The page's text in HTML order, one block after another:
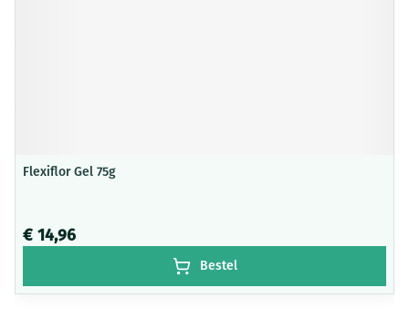
Flexiflor Gel 75g
€ 14,96
Bestel